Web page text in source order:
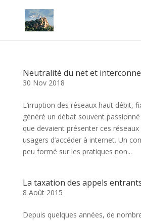
Neutralité du net et
30 Nov 2018
L’irruption des réseaux haut débit,
généré un débat souvent
que devaient présenter ces
usagers d’accéder à internet. Un
peu formé sur les pratiques non...
La taxation des appels
8 Août 2015
Depuis quelques années, de